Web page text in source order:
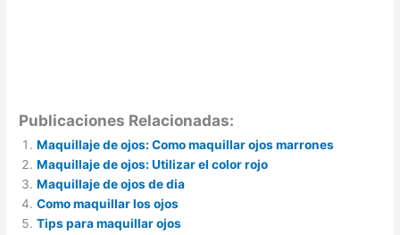
Publicaciones Relacionadas:
Maquillaje de ojos: Como maquillar ojos marrones
Maquillaje de ojos: Utilizar el color rojo
Maquillaje de ojos de dia
Como maquillar los ojos
Tips para maquillar ojos